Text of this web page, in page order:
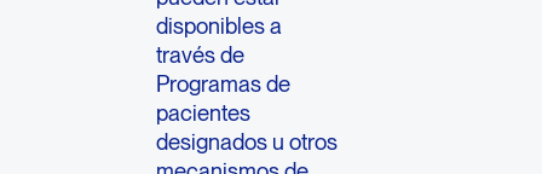
disponibles a
través de
Programas de
pacientes
designados u otros